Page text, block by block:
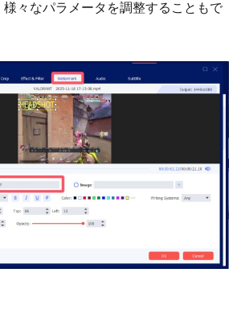
様々なパラメータを調整することもで